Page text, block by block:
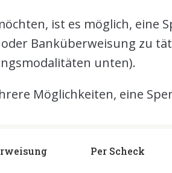
ist es möglich, eine
oder Banküberweisung zu
unten).
Möglichkeiten, eine
Per Scheck